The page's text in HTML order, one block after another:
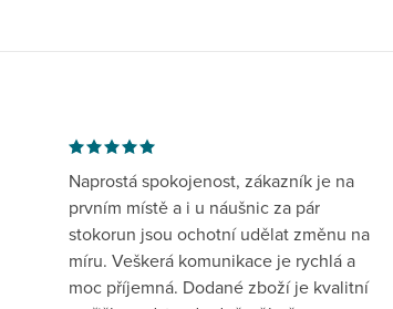
Naprostá spokojenost, zákazník je na
prvním místě a i u náušnic za pár
stokorun jsou ochotní udělat změnu na
míru. Veškerá komunikace je rychlá a
moc příjemná. Dodané zboží je kvalitní